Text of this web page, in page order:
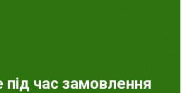
час замовлення